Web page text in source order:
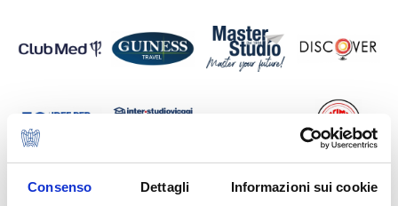
Consenso Dettagli Informazioni sui cookie